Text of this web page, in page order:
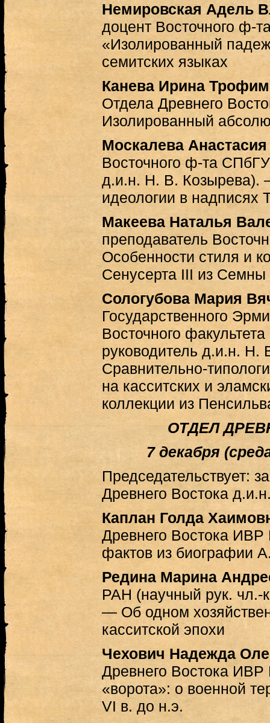
Немировская Адель
доцент Восточного ф-
«Изолированный
семитских языках
Канева Ирина
Отдела Древнего
Изолированный
Москалева
Восточного ф-та
д.и.н. Н. В. Козырева).
идеологии в надписях
Макеева Наталья
преподаватель
Особенности стиля и
Сенусерта III из Семны
Сологубова Мария
Государственного
Восточного
руководитель д.и.н.
Сравнительно-
на касситских и
коллекции из
ОТДЕЛ
7 декабря
Председательствует:
Древнего Востока
Каплан Голда
Древнего Востока
фактов из биографии
Редина Марина
РАН (научный рук.
— Об одном
касситской эпохи
Чехович Надежда
Древнего Востока
«ворота»: о военной
VI в. до н.э.